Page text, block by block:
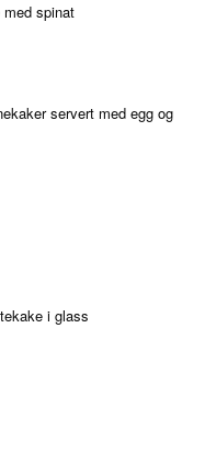
med spinat
servert med egg og
i glass